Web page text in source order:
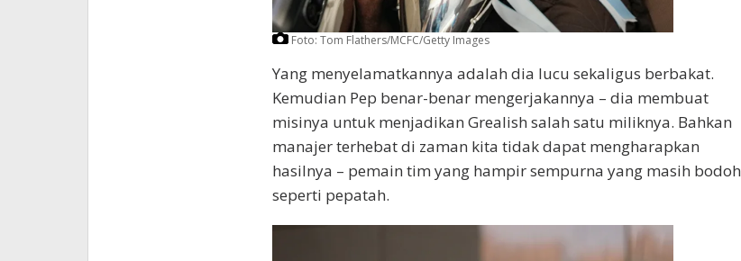
Foto: Tom Flathers/MCFC/Getty Images
Yang menyelamatkannya adalah dia lucu sekaligus berbakat.
Kemudian Pep benar-benar mengerjakannya – dia membuat
misinya untuk menjadikan Grealish salah satu miliknya. Bahkan
manajer terhebat di zaman kita tidak dapat mengharapkan
hasilnya – pemain tim yang hampir sempurna yang masih bodoh
seperti pepatah.